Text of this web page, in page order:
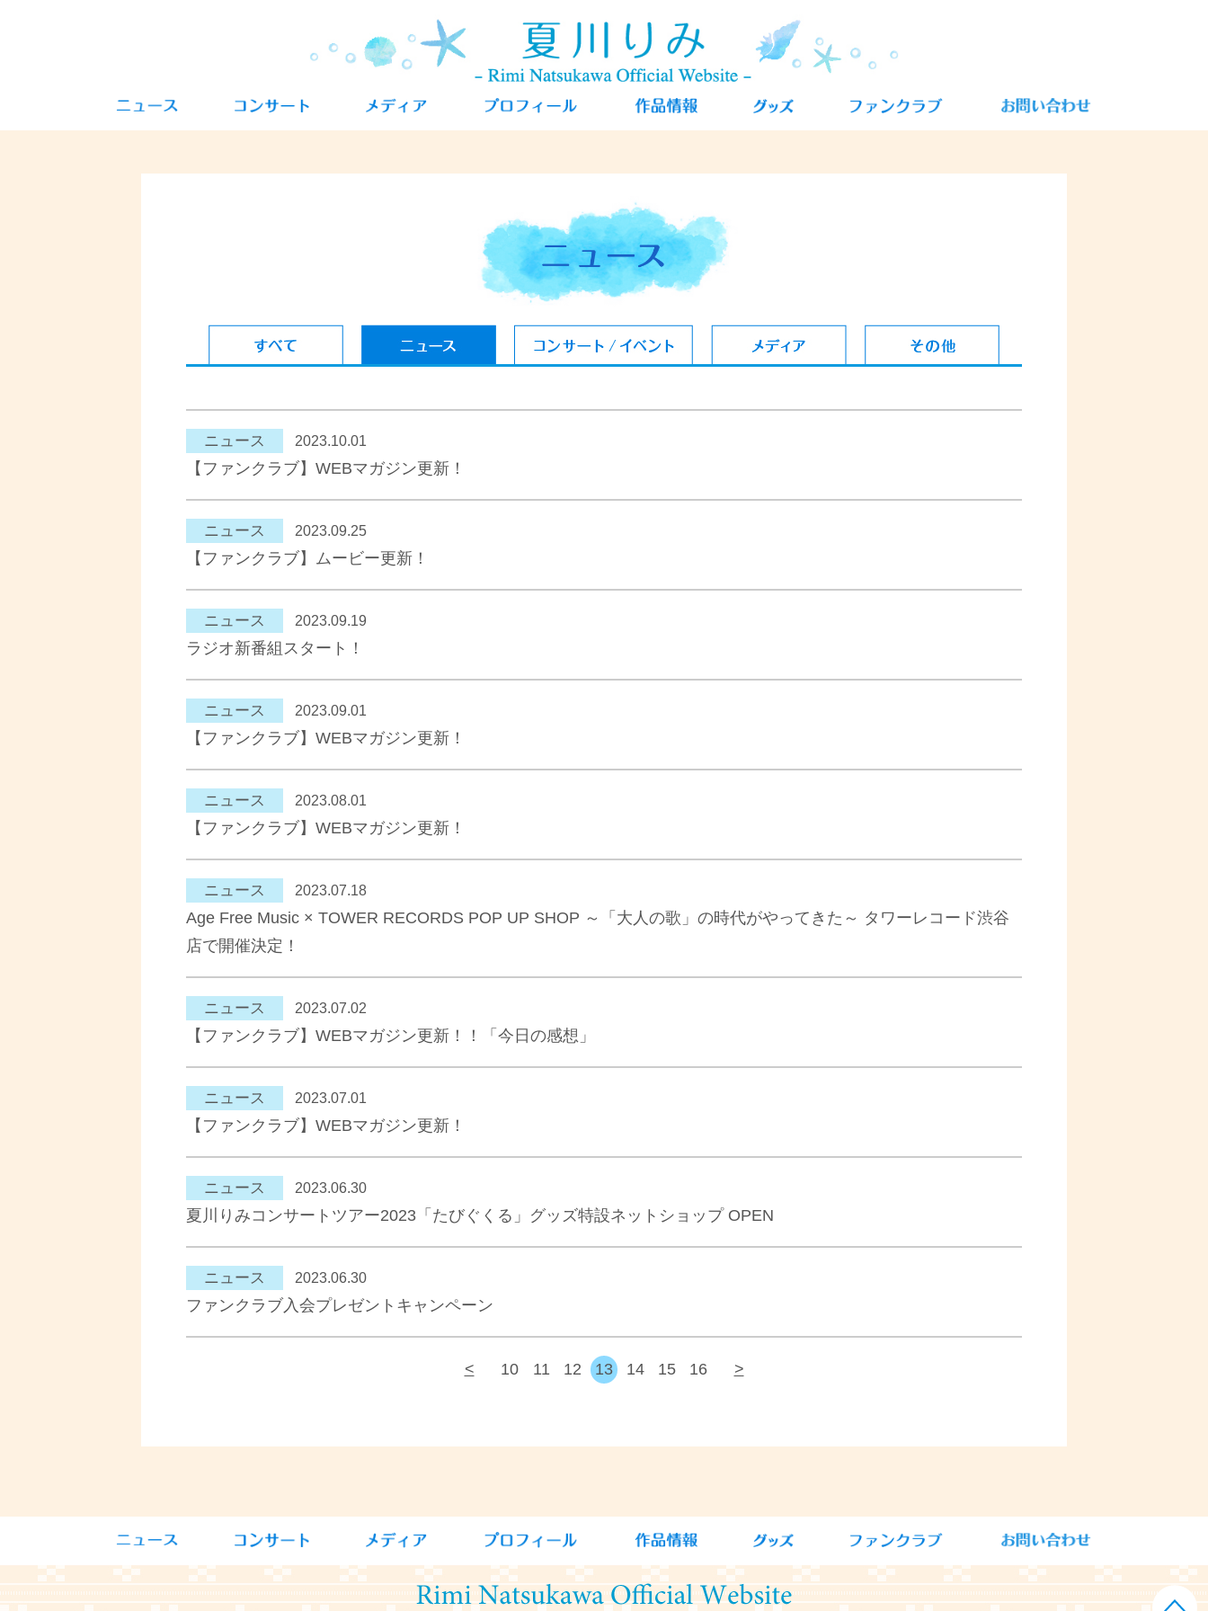
ニュース 2023.10.01
【ファンクラブ】WEBマガジン更新！
ニュース 2023.09.25
【ファンクラブ】ムービー更新！
ニュース 2023.09.19
ラジオ新番組スタート！
ニュース 2023.09.01
【ファンクラブ】WEBマガジン更新！
ニュース 2023.08.01
【ファンクラブ】WEBマガジン更新！
ニュース 2023.07.18
Age Free Music × TOWER RECORDS POP UP SHOP ～「大人の歌」の時代がやってきた～ タワーレコード渋谷
店で開催決定！
ニュース 2023.07.02
【ファンクラブ】WEBマガジン更新！！「今日の感想」
ニュース 2023.07.01
【ファンクラブ】WEBマガジン更新！
ニュース 2023.06.30
夏川りみコンサートツアー2023「たびぐくる」グッズ特設ネットショップ OPEN
ニュース 2023.06.30
ファンクラブ入会プレゼントキャンペーン
< 10 11 12 13 14 15 16 >